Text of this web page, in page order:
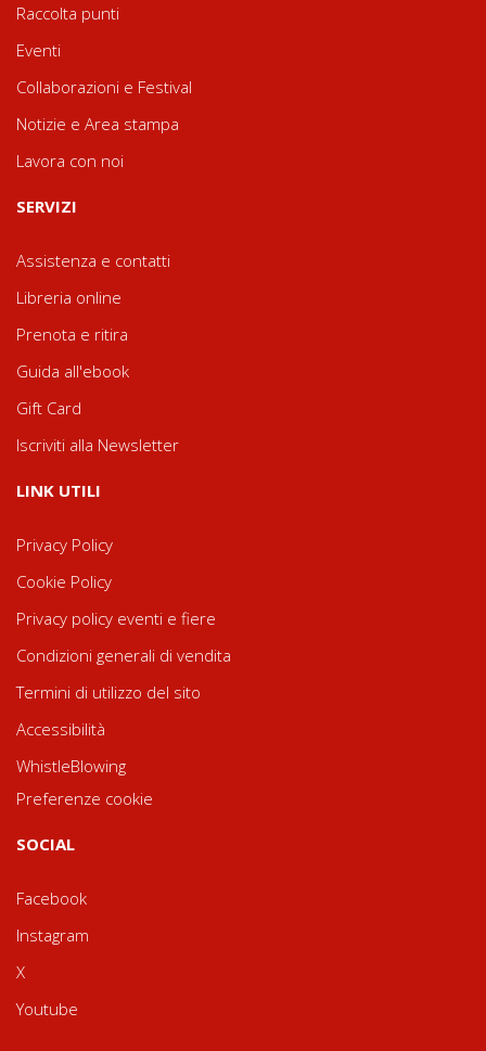
Raccolta punti
Eventi
Collaborazioni e Festival
Notizie e Area stampa
Lavora con noi
SERVIZI
Assistenza e contatti
Libreria online
Prenota e ritira
Guida all'ebook
Gift Card
Iscriviti alla Newsletter
LINK UTILI
Privacy Policy
Cookie Policy
Privacy policy eventi e fiere
Condizioni generali di vendita
Termini di utilizzo del sito
Accessibilità
WhistleBlowing
Preferenze cookie
SOCIAL
Facebook
Instagram
X
Youtube